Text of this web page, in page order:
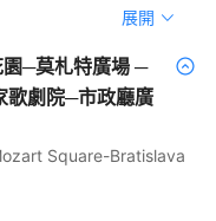
展開
─莫札特廣場 ─
歌劇院─市政廳廣
Square-Bratislava